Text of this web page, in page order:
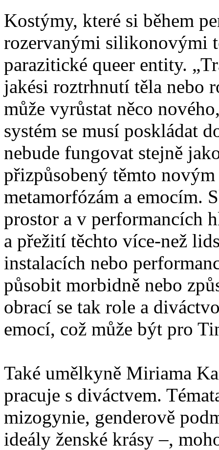
Kostýmy, které si během
rozervanými silikonovými
parazitické queer entity.
jakési roztrhnutí těla nebo
může vyrůstat něco
systém se musí poskládat
nebude fungovat stejně
přizpůsobený těmto
metamorfózám a emocím.
prostor a v performancích
a přežití těchto více-než
instalacích nebo
působit morbidně nebo
obrací se tak role a
emocí, což může být pro
Také umělkyně Miriama
pracuje s diváctvem.
mizogynie, genderově
ideály ženské krásy –,